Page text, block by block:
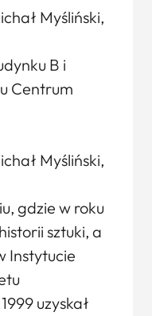
Myśliński,
B i
Centrum
Myśliński,
gdzie w roku
sztuki, a
Instytucie
uzyskał